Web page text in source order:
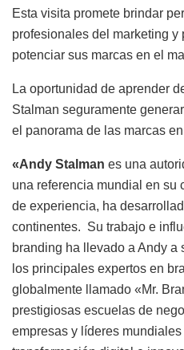
Esta visita promete brindar
profesionales del marketing y
potenciar sus marcas en el
La oportunidad de aprender
Stalman seguramente
el panorama de las marcas
«Andy Stalman es una
una referencia mundial en su
de experiencia, ha
continentes. Su trabajo e
branding ha llevado a Andy a
los principales expertos en
globalmente llamado «Mr.
prestigiosas escuelas de
empresas y líderes